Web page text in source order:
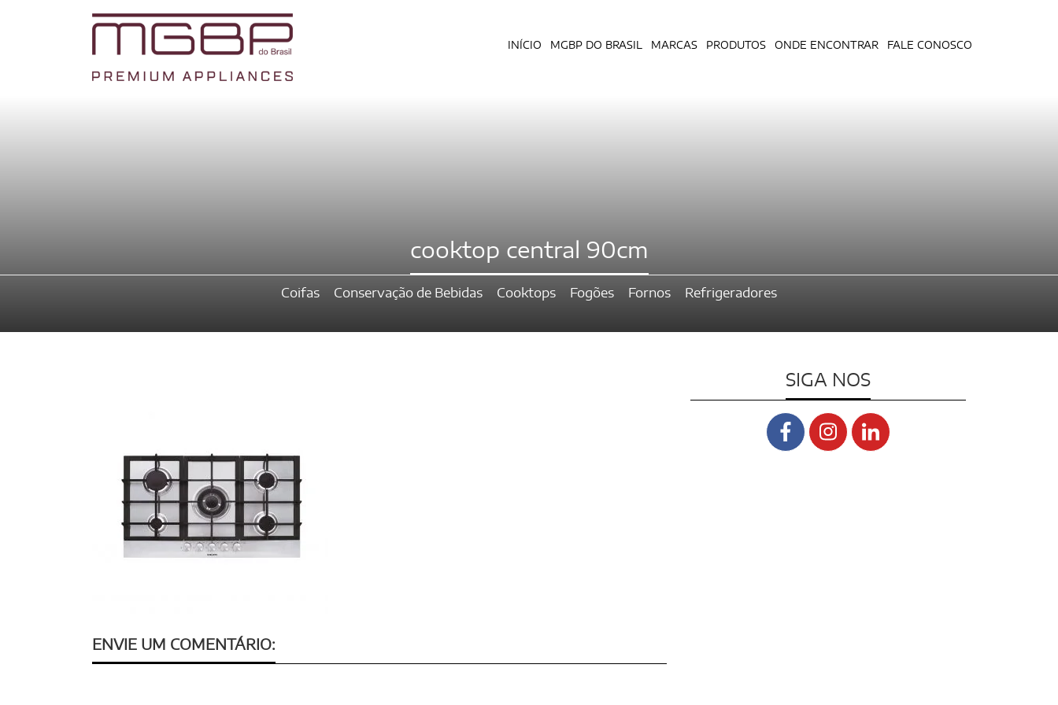
INÍCIO MGBP DO BRASIL MARCAS PRODUTOS ONDE ENCONTRAR FALE CONOSCO
cooktop central 90cm
Coifas Conservação de Bebidas Cooktops Fogões Fornos Refrigeradores
ENVIE UM COMENTÁRIO:
SIGA NOS